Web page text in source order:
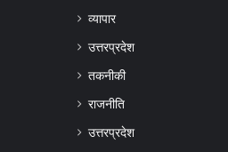
व्यापार
उत्तरप्रदेश
तकनीकी
राजनीति
उत्तरप्रदेश